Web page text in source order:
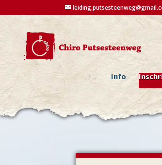
Info